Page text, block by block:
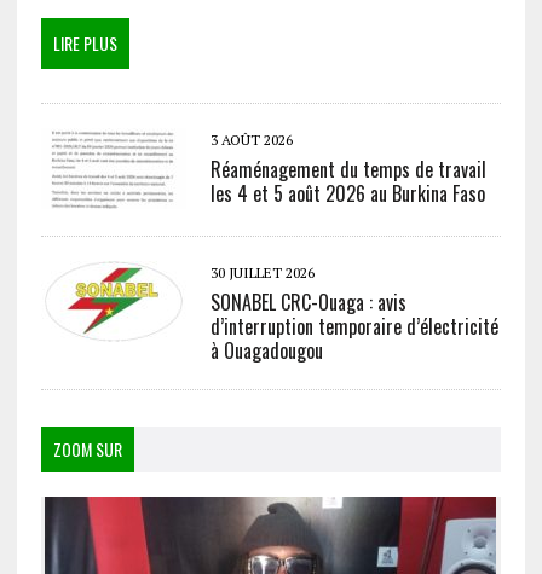
LIRE PLUS
3 AOÛT 2026
Réaménagement du temps de travail
les 4 et 5 août 2026 au Burkina Faso
30 JUILLET 2026
SONABEL CRC-Ouaga : avis
d’interruption temporaire d’électricité
à Ouagadougou
ZOOM SUR